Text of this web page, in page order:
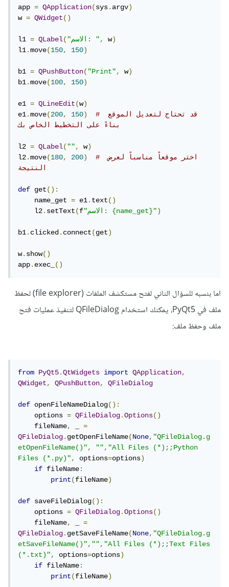
app = QApplication(sys.argv)
w = QWidget()
l1 = QLabel( "الاسم: ", w)
l1.move(150, 150)
b1 = QPushButton("Print", w)
b1.move(100, 150)
e1 = QLineEdit(w)
e1.move(200, 150)
# قد تحتاج لتعديل الموقع
بناءً على التخطيط الخاص بك
l2 = QLabel("", w)
l2.move(180, 200)
# اختر موقعاً مناسباً لعرض
النتيجة
def get():
    name_get
= e1.text()
    l2
.setText(f "الاسم: {name_get}")
b1.clicked.connect(get)
w.show()
app.exec_()
اما بنسبه للسؤال الثاني لفتح مستكشف الملفات (file explorer) لحفظ
ملف في PyQt5، يمكنك استخدام QFileDialog لتنفيذ عمليات فتح
ملف وحفظ ملف:
from PyQt5.QtWidgets import QApplication,
QWidget, QPushButton, QFileDialog
def openFileNameDialog():
    options
= QFileDialog.Options()
    fileName
, _ =
QFileDialog.getOpenFileName(None,"QFileDialog.g
etOpenFileName()", "","All Files (*);;Python
Files (*.py)", options=options)
if fileName:
print(fileName)
def saveFileDialog():
    options
= QFileDialog.Options()
    fileName
, _ =
QFileDialog.getSaveFileName(None,"QFileDialog.g
etSaveFileName()","","All Files (*);;Text Files
(*.txt)", options=options)
if fileName:
print(fileName)